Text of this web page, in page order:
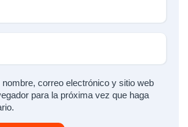
correo electrónico y sitio web
para la próxima vez que haga